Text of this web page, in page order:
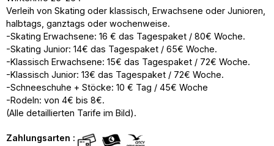
Verleih von Skating oder klassisch, Erwachsene oder Junioren,
halbtags, ganztags oder wochenweise.
-Skating Erwachsene: 16 € das Tagespaket / 80€ Woche.
-Skating Junior: 14€ das Tagespaket / 65€ Woche.
-Klassisch Erwachsene: 15€ das Tagespaket / 72€ Woche.
-Klassisch Junior: 13€ das Tagespaket / 72€ Woche.
-Schneeschuhe + Stöcke: 10 € Tag / 45€ Woche
-Rodeln: von 4€ bis 8€.
(Alle detaillierten Tarife im Bild).
Zahlungsarten :